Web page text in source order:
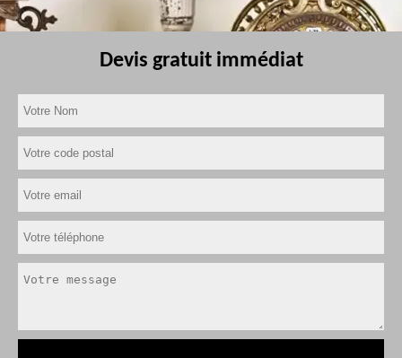
Devis gratuit immédiat